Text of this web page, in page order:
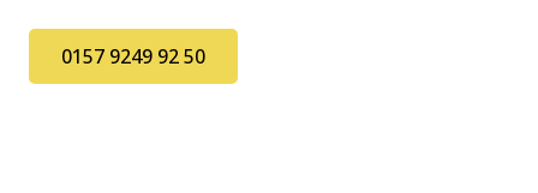
0157 9249 92 50